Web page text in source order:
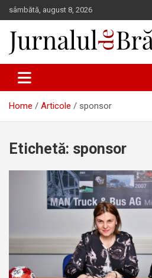
Skip
to
content
sâmbătă, august 8, 2026
Jurnalul de Brăila
Home Articole sponsor
Etichetă: sponsor